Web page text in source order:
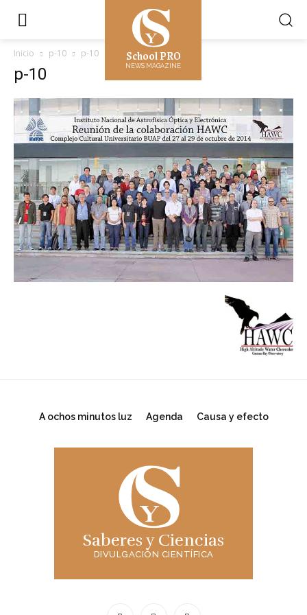
School PRO
NEWS MAGAZINE
Inicio p-10 p-10
p-10
A ochos minutos luz Agenda Causa y efecto
Saberes y Ciencias
DIVULGACIÓN CIENTÍFICA